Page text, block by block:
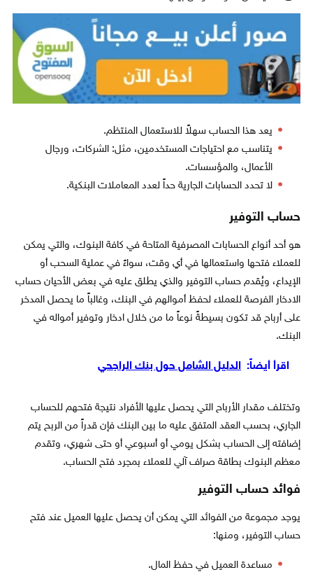
يعد هذا الحساب سهلاً للاستعمال المنتظم.
يتناسب مع احتياجات المستخدمين، مثل: الشركات، ورجال
الأعمال، والمؤسسات.
لا تحدد الحسابات الجارية حداً لعدد المعاملات البنكية.
حساب التوفير
هو أحد أنواع الحسابات المصرفية المتاحة في كافة البنوك، والتي يمكن
للعملاء فتحها واستعمالها في أي وقت، سواءً في عملية السحب أو
الإيداع، ويُقدم حساب التوفير والذي يطلق عليه في بعض الأحيان حساب
الادخار الفرصة للعملاء لحفظ أموالهم في البنك، وغالباً ما يحصل المدخر
على أرباح قد تكون بسيطةً نوعاً ما من خلال ادخار وتوفير أمواله في
البنك.
اقرأ أيضاً: الدليل الشامل حول بنك الراجحي
وتختلف مقدار الأرباح التي يحصل عليها الأفراد نتيجة فتحهم للحساب
الجاري، بحسب العقد المتفق عليه ما بين البنك فإن قدراً من الربح يتم
إضافته إلى الحساب بشكل يومي أو أسبوعي أو حتى شهري، وتقدم
معظم البنوك بطاقة صراف آلي للعملاء بمجرد فتح الحساب.
فوائد حساب التوفير
يوجد مجموعة من الفوائد التي يمكن أن يحصل عليها العميل عند فتح
حساب التوفير، ومنها:
مساعدة العميل في حفظ المال.